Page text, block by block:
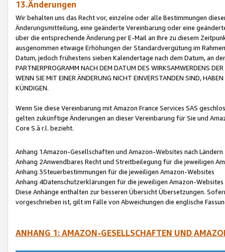
13.Änderungen
Wir behalten uns das Recht vor, einzelne oder alle Bestimmungen
Änderungsmitteilung, eine geänderte Vereinbarung oder eine
über die entsprechende Änderung per E-Mail an Ihre zu diesem
ausgenommen etwaige Erhöhungen der Standardvergütung im
Datum, jedoch frühestens sieben Kalendertage nach dem Datum, an
PARTNERPROGRAMM NACH DEM DATUM DES WIRKSAMWERDENS
WENN SIE MIT EINER ÄNDERUNG NICHT EINVERSTANDEN SIND,
KÜNDIGEN.
Wenn Sie diese Vereinbarung mit Amazon France Services SAS
gelten zukünftige Änderungen an dieser Vereinbarung für Sie und
Core S.à r.l. bezieht.
Anhang 1Amazon-Gesellschaften und Amazon-Websites nach Ländern
Anhang 2Anwendbares Recht und Streitbeilegung für die jeweiligen
Anhang 3Steuerbestimmungen für die jeweiligen Amazon-Websites
Anhang 4Datenschutzerklärungen für die jeweiligen Amazon-Websites
Diese Anhänge enthalten zur besseren Übersicht Übersetzungen.
vorgeschrieben ist, gilt im Falle von Abweichungen die englische
ANHANG 1: AMAZON-GESELLSCHAFTEN UND